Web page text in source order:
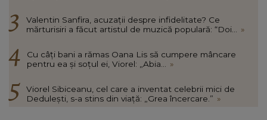
Valentin Sanfira, acuzații despre infidelitate? Ce
mărturisiri a făcut artistul de muzică populară: “Doi...
»
Cu câți bani a rămas Oana Lis să cumpere mâncare
pentru ea și soțul ei, Viorel: „Abia...
»
Viorel Sibiceanu, cel care a inventat celebrii mici de
Dedulești, s-a stins din viață: „Grea încercare.” »